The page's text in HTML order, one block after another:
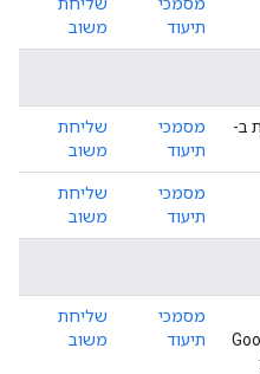
תיעוד
משוב
מסמכי
תיעוד
שליחת
משוב
מסמכי
תיעוד
שליחת
משוב
מסמכי
תיעוד
שליחת
משוב